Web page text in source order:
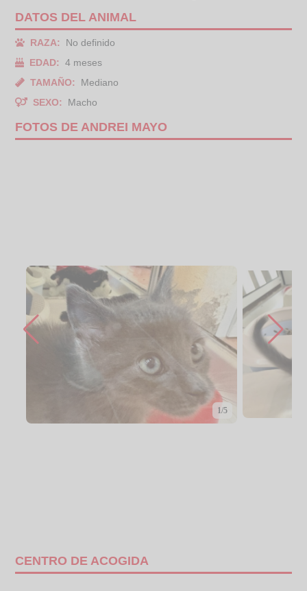
DATOS DEL ANIMAL
RAZA:
No definido
EDAD:
4 meses
TAMAÑO:
Mediano
SEXO:
Macho
FOTOS DE ANDREI MAYO
1/5
CENTRO DE ACOGIDA